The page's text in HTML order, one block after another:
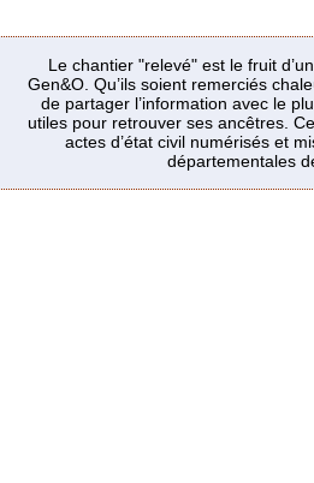
Le chantier "relevé" est le fruit
Gen&O. Qu’ils soient remerciés
de partager l’information avec le
utiles pour retrouver ses ancêtres.
actes d’état civil numérisés et
départementales